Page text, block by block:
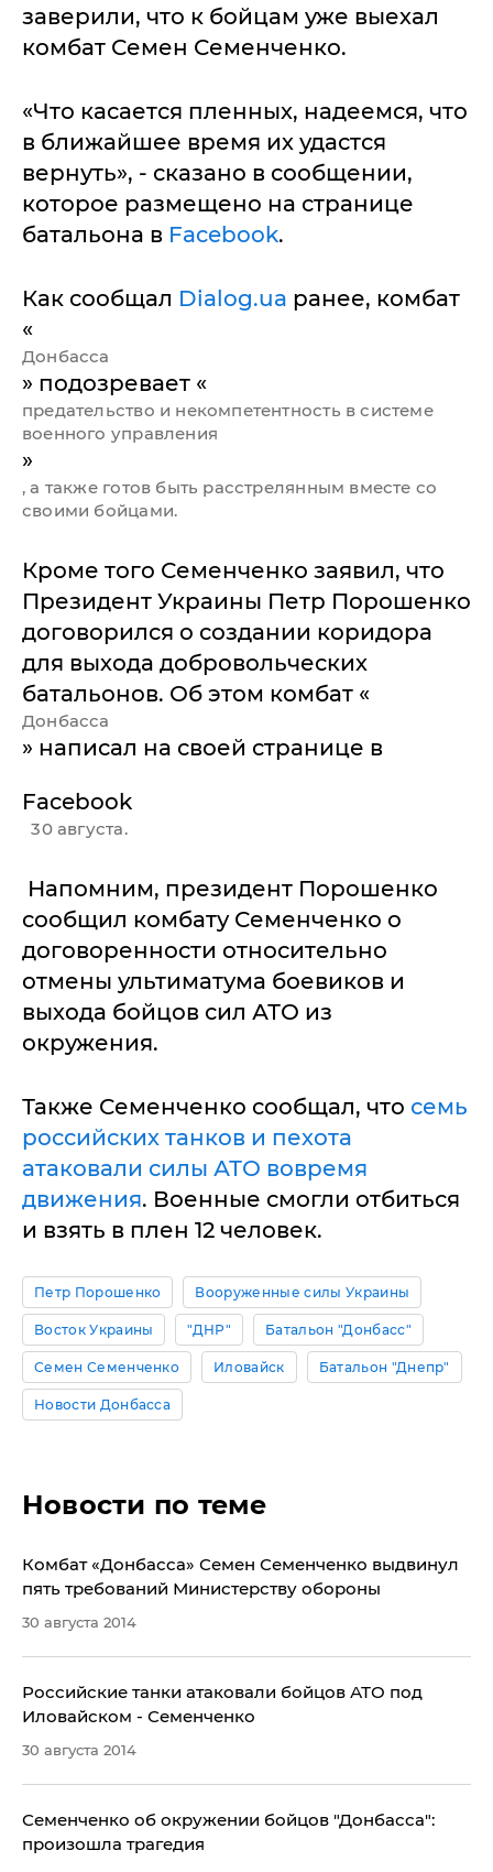
заверили, что к бойцам уже выехал
комбат Семен Семенченко.
«Что касается пленных, надеемся, что
в ближайшее время их удастся
вернуть», - сказано в сообщении,
которое размещено на странице
батальона в Facebook.
Как сообщал Dialog.ua ранее, комбат
«
Донбасса
» подозревает «
предательство и некомпетентность в системе
военного управления
»
, а также готов быть расстрелянным вместе со
своими бойцами.
Кроме того Семенченко заявил, что
Президент Украины Петр Порошенко
договорился о создании коридора
для выхода добровольческих
батальонов. Об этом комбат «
Донбасса
» написал на своей странице в
Facebook
30 августа.
Напомним, президент Порошенко
сообщил комбату Семенченко о
договоренности относительно
отмены ультиматума боевиков и
выхода бойцов сил АТО из
окружения.
Также Семенченко сообщал, что семь
российских танков и пехота
атаковали силы АТО вовремя
движения. Военные смогли отбиться
и взять в плен 12 человек.
Петр Порошенко Вооруженные силы Украины
Восток Украины "ДНР" Батальон "Донбасс"
Семен Семенченко Иловайск Батальон "Днепр"
Новости Донбасса
Новости по теме
Комбат «Донбасса» Семен Семенченко выдвинул
пять требований Министерству обороны
30 августа 2014
Российские танки атаковали бойцов АТО под
Иловайском - Семенченко
30 августа 2014
Семенченко об окружении бойцов "Донбасса":
произошла трагедия